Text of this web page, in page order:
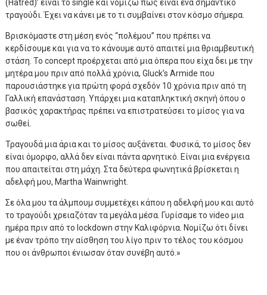
(Hatred)’ είναι το single και νομίζω πως είναι ένα σημαντικό
τραγούδι. Έχει να κάνει με το τι συμβαίνει στον κόσμο σήμερα.
Βρισκόμαστε στη μέση ενός “πολέμου” που πρέπει να
κερδίσουμε και για να το κάνουμε αυτό απαιτεί μια θριαμβευτική
στάση. Το concept προέρχεται από μια όπερα που είχα δει με την
μητέρα μου πριν από πολλά χρόνια, Gluck’s Armide που
παρουσιάστηκε για πρώτη φορά σχεδόν 10 χρόνια πριν από τη
Γαλλική επανάσταση. Υπάρχει μια καταπληκτική σκηνή όπου ο
βασικός χαρακτήρας πρέπει να επιστρατεύσει το μίσος για να
σωθεί.
Τραγουδά μια άρια και το μίσος αυξάνεται. Φυσικά, το μίσος δεν
είναι όμορφο, αλλά δεν είναι πάντα αρνητικό. Είναι μια ενέργεια
που απαιτείται στη μάχη. Στα δεύτερα φωνητικά βρίσκεται η
αδελφή μου, Martha Wainwright.
Σε όλα μου τα άλμπουμ συμμετέχει κάπου η αδελφή μου και αυτό
το τραγούδι χρειαζόταν τα μεγάλα μέσα. Γυρίσαμε το video μια
ημέρα πριν από το lockdown στην Καλιφόρνια. Νομίζω ότι δίνει
με έναν τρόπο την αίσθηση του λίγο πριν το τέλος του κόσμου
που οι άνθρωποι ένιωσαν όταν συνέβη αυτό.»